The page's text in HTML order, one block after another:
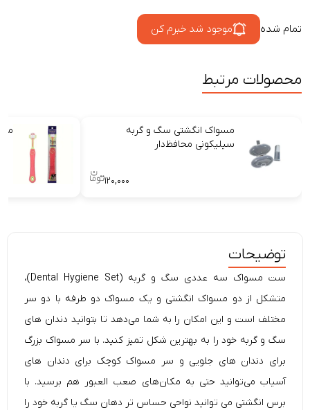
تمام شده موجود شد خبرم کن
محصولات مرتبط
مسواک انگشتی سگ و گربه
سیلیکونی محافظ‌دار
۱۲۰,۰۰۰
توضیحات
ست مسواک سه عددی سگ و گربه (Dental Hygiene Set)،
متشکل از دو مسواک انگشتی و یک مسواک دو طرفه با دو سر
مختلف است و این امکان را به شما می‌دهد تا بتوانید دندان های
سگ و گربه خود را به بهترین شکل تمیز کنید. با سر مسواک بزرگ
برای دندان های جلویی و سر مسواک کوچک برای دندان های
آسیاب می‌توانید حتی به مکان‌های صعب العبور هم برسید. با
برس انگشتی می توانید نواحی حساس تر دهان سگ یا گربه خود را